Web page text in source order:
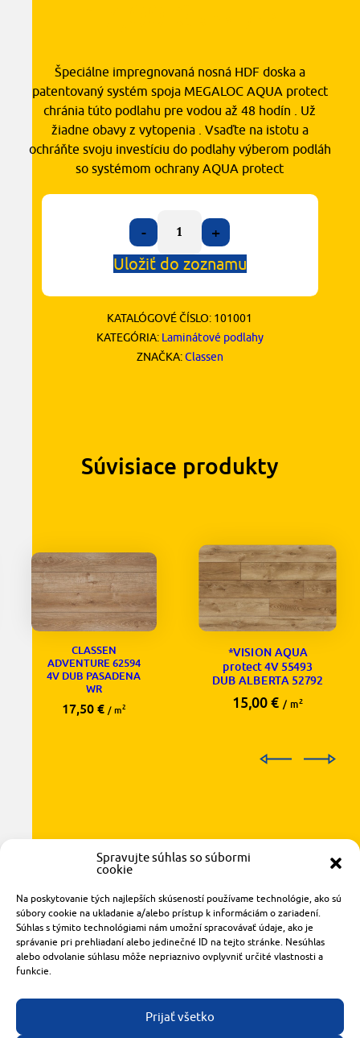
Spravujte súhlas so súbormi
cookie
Na poskytovanie tých najlepších skúseností používame technológie, ako sú
súbory cookie na ukladanie a/alebo prístup k informáciám o zariadení.
Súhlas s týmito technológiami nám umožní spracovávať údaje, ako je
správanie pri prehliadaní alebo jedinečné ID na tejto stránke. Nesúhlas
alebo odvolanie súhlasu môže nepriaznivo ovplyvniť určité vlastnosti a
funkcie.
Prijať všetko
Špeciálne impregnovaná nosná HDF doska a
patentovaný systém spoja MEGALOC AQUA protect
chránia túto podlahu pre vodou až 48 hodín . Už
žiadne obavy z vytopenia . Vsaďte na istotu a
ochráňte svoju investíciu do podlahy výberom podláh
so systémom ochrany AQUA protect
-
+
Uložiť do zoznamu
KATALÓGOVÉ ČÍSLO: 101001
KATEGÓRIA: Laminátové podlahy
ZNAČKA:Classen
Súvisiace produkty
CLASSEN
ADVENTURE 62594
4V DUB PASADENA
WR
17,50 € / m2
*VISION AQUA
protect 4V 55493
DUB ALBERTA 52792
15,00€ / m2
Radlinského 1611/14
921 01 Piešťany
obchod@rzparkety.sk